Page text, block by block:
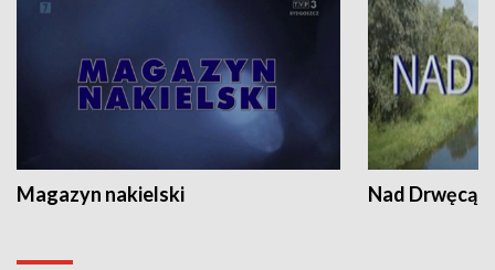
Magazyn nakielski Nad Drwęcą